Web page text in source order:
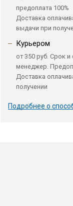
предоплата 100%
Доставка
выдачи при
Курьером
от 350 руб. Срок и
менеджер.
Доставка
получении
Подробнее о